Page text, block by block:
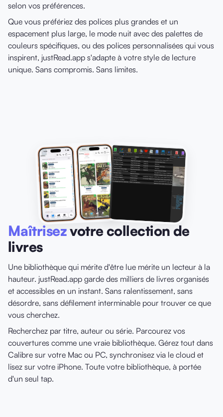
selon vos préférences.
Que vous préfériez des polices plus grandes et un
espacement plus large, le mode nuit avec des palettes de
couleurs spécifiques, ou des polices personnalisées qui vous
inspirent, justRead.app s'adapte à votre style de lecture
unique. Sans compromis. Sans limites.
Maîtrisezvotre collection de
livres
Une bibliothèque qui mérite d'être lue mérite un lecteur à la
hauteur. justRead.app garde des milliers de livres organisés
et accessibles en un instant. Sans ralentissement, sans
désordre, sans défilement interminable pour trouver ce que
vous cherchez.
Recherchez par titre, auteur ou série. Parcourez vos
couvertures comme une vraie bibliothèque. Gérez tout dans
Calibre sur votre Mac ou PC, synchronisez via le cloud et
lisez sur votre iPhone. Toute votre bibliothèque, à portée
d'un seul tap.